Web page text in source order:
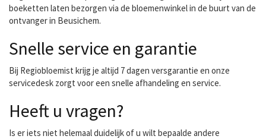
boeketten laten bezorgen via de bloemenwinkel in de buurt van de
ontvanger in Beusichem.
Snelle service en garantie
Bij Regiobloemist krijg je altijd 7 dagen versgarantie en onze
servicedesk zorgt voor een snelle afhandeling en service.
Heeft u vragen?
Is er iets niet helemaal duidelijk of u wilt bepaalde andere